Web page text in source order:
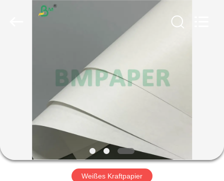
PRODUKTE
ÜBER
FABRIK-
Weißes Kraftpapier